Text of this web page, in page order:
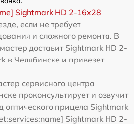
Sightmark HD 2-16x28
если не требует
и сложного ремонта. В
доставит Sightmark HD 2-
в Челябинске и привезет
сервисного центра
проконсультирует и озвучит
оптического прицела Sightmark
Sightmark HD 2-